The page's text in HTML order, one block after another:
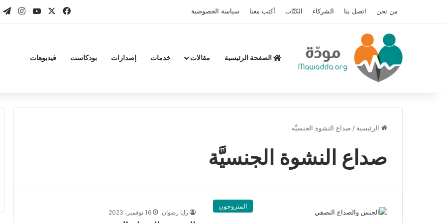
من نحن اتصل بنا الشركاء الكتّاب أكتب معنا سياسة الخصوصية فيسبوك ‫YouTube
الصفحة الرئيسية مقالات خدمات إصدارات بودكاست فيديوهات
الرئيسية / صداع النشوة الجنسيَّة
صداع النشوة الجنسيَّة
المتزوجون
رايا رضوان 16 نوفمبر، 2023